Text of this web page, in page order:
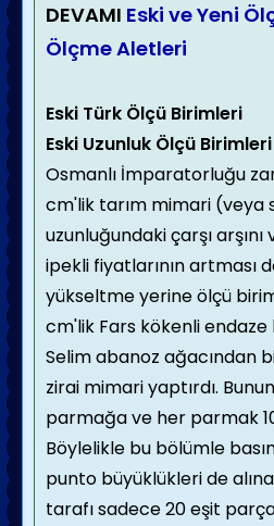
DEVAMI Eski ve Yeni
Ölçme Aletleri
Eski Türk Ölçü Birimleri
Eski Uzunluk Ölçü Birimleri
Osmanlı İmparatorluğu
cm'lik tarım mimari (veya
uzunluğundaki çarşı
ipekli fiyatlarının artması
yükseltme yerine ölçü
cm'lik Fars kökenli endaze
Selim abanoz ağacından
zirai mimari yaptırdı.
parmağa ve her parmak
Böylelikle bu bölümle
punto büyüklükleri de
tarafı sadece 20 eşit